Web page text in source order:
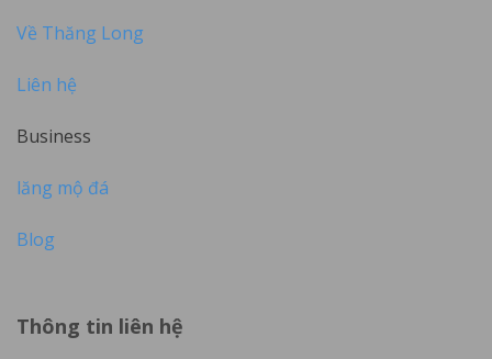
Về Thăng Long
Liên hệ
Business
lăng mộ đá
Blog
Thông tin liên hệ